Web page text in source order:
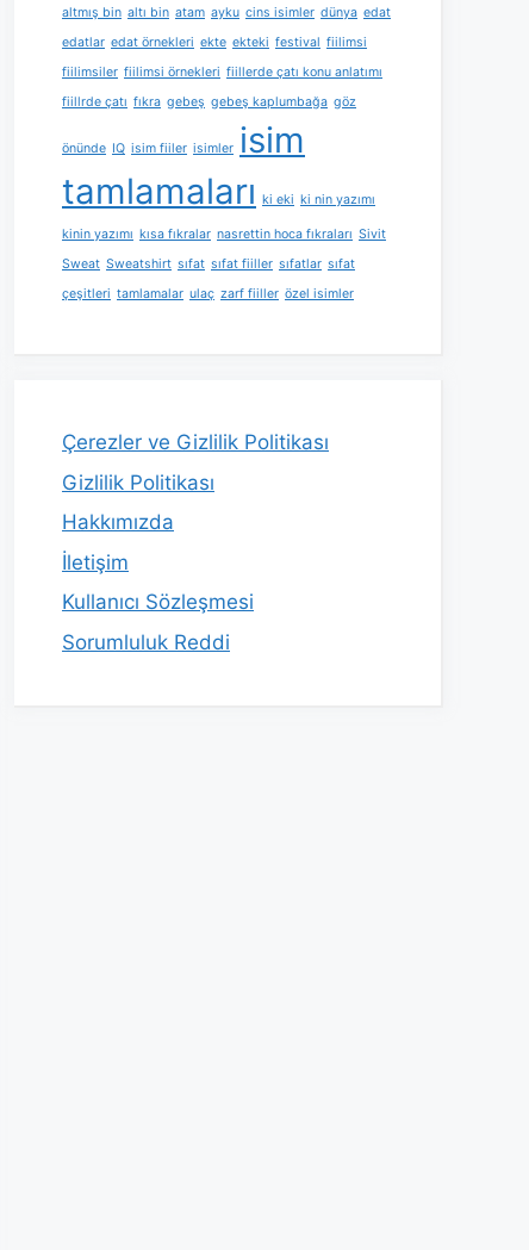
altmış bin altı bin atam ayku cins isimler dünya edat
edatlar edat örnekleri ekte ekteki festival fiilimsi
fiilimsiler fiilimsi örnekleri fiillerde çatı konu anlatımı
fiillrde çatı fıkra gebeş gebeş kaplumbağa göz
önünde IQ isim fiiler isimler isim
tamlamaları ki eki ki nin yazımı
kinin yazımı kısa fıkralar nasrettin hoca fıkraları Sivit
Sweat Sweatshirt sıfat sıfat fiiller sıfatlar sıfat
çeşitleri tamlamalar ulaç zarf fiiller özel isimler
Çerezler ve Gizlilik Politikası
Gizlilik Politikası
Hakkımızda
İletişim
Kullanıcı Sözleşmesi
Sorumluluk Reddi